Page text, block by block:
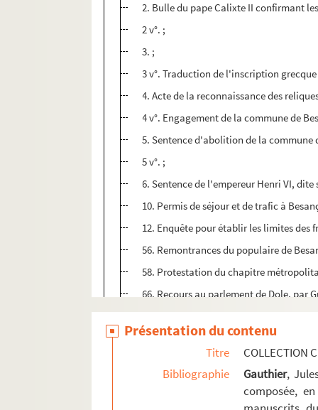
2. Bulle du pape Calixte II confirmant
2 v°. ;
3. ;
3 v°. Traduction de l'inscription
4. Acte de la reconnaissance des
4 v°. Engagement de la commune de
5. Sentence d'abolition de la commune
5 v°. ;
6. Sentence de l'empereur Henri VI,
10. Permis de séjour et de trafic à
12. Enquête pour établir les limites
56. Remontrances du populaire de
58. Protestation du chapitre
66. Recours au parlement de Dole, par
77. Diplôme de l'empereur Charles-
79. « Plaincte de l'infortuné Jehan
81. Jugement de la justice municipale
85. Diplôme de l'empereur Ferdinand
87. Des délibérations municipales
Présentation du contenu
Titre
COLLECTION
Bibliographie
Gauthier,
composée,